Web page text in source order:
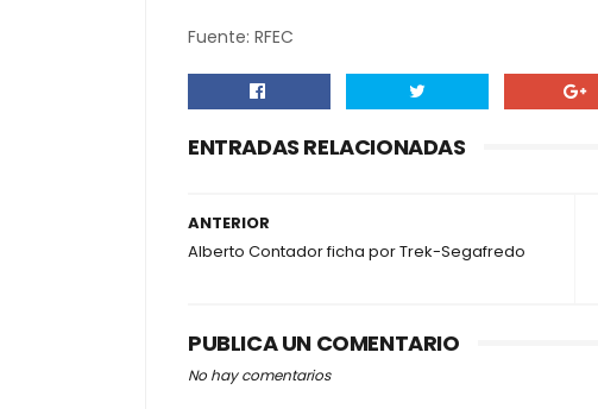
Fuente: RFEC
ENTRADAS RELACIONADAS
ANTERIOR
Alberto Contador ficha por Trek-Segafredo
PUBLICA UN COMENTARIO
No hay comentarios